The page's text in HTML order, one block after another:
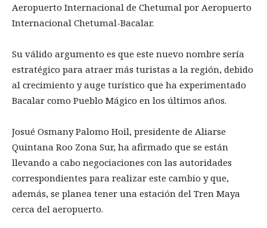
Aeropuerto Internacional de Chetumal por Aeropuerto
Internacional Chetumal-Bacalar.
Su válido argumento es que este nuevo nombre sería
estratégico para atraer más turistas a la región, debido
al crecimiento y auge turístico que ha experimentado
Bacalar como Pueblo Mágico en los últimos años.
Josué Osmany Palomo Hoil, presidente de Aliarse
Quintana Roo Zona Sur, ha afirmado que se están
llevando a cabo negociaciones con las autoridades
correspondientes para realizar este cambio y que,
además, se planea tener una estación del Tren Maya
cerca del aeropuerto.